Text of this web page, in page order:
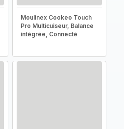
Moulinex Cookeo Touch
Pro Multicuiseur, Balance
intégrée, Connecté